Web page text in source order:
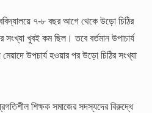
৭-৮ বছর আগে থেকে উড়ো চিঠির
খুবই কম ছিল। তবে বর্তমান উপাচার্য
উপচার্য হওয়ার পর উড়ো চিঠির সংখ্যা
শিক্ষক সমাজের সদস্যদের বিরুদ্ধে